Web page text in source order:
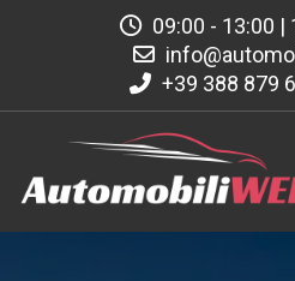
09:00 - 13:00 |
+39 388 879